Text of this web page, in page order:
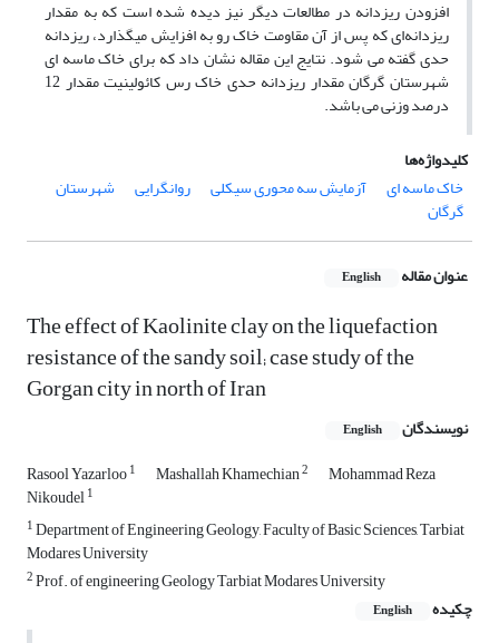
افزودن ریزدانه در مطالعات دیگر نیز دیده شده است که به مقدار
ریزدانه‌ای که پس از آن مقاومت خاک رو به افزایش میگذارد، ریزدانه
حدی گفته می شود. نتایج این مقاله نشان داد که برای خاک ماسه ای
شهرستان گرگان مقدار ریزدانه حدی خاک رس کائولینیت مقدار 12
درصد وزنی می باشد.
کلیدواژه‌ها
خاک ماسه ای
آزمایش سه محوری سیکلی روانگرایی شهرستان
گرگان
عنوان مقاله English
The effect of Kaolinite clay on the liquefaction
resistance of the sandy soil; case study of the
Gorgan city in north of Iran
نویسندگان English
Rasool Yazarloo1 Mashallah Khamechian2 Mohammad Reza
Nikoudel1
1Department of Engineering Geology, Faculty of Basic Sciences, Tarbiat
Modares University
2Prof. of engineering Geology Tarbiat Modares University
چکیده
English